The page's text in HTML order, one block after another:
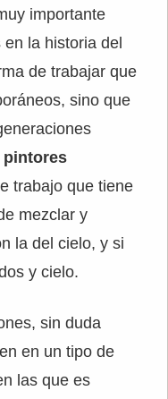
importante
la historia del
de trabajar que
sino que
pintores
trabajo que tiene
mezclar y
la del cielo, y si
y cielo.
sin duda
en un tipo de
las que es